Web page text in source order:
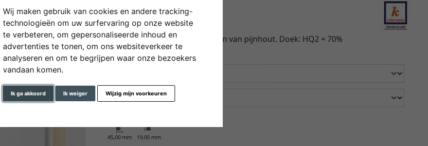
Wij maken gebruik van cookies en andere tracking-
technologieën om uw surfervaring op onze website
te verbeteren, om gepersonaliseerde inhoud en
advertenties te tonen, om ons websiteverkeer te
analyseren en om te begrijpen waar onze bezoekers
vandaan komen.
Ik ga akkoord Ik weiger Wijzig mijn voorkeuren
Bespannen spieraam
18x24 cm | wit
Met katoen bespannen spieraam van pijnhout. Doek: HQ2 = 70%
katoen 30% rayon
kleur
45,00 mm 19,00 mm